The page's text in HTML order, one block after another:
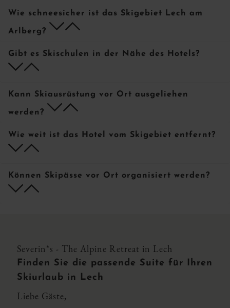
Wie schneesicher ist das Skigebiet Lech am
Arlberg? fh
Gibt es Skischulen in der Nähe des Hotels?
fh
Kann Skiausrüstung vor Ort ausgeliehen
werden? fh
Wie weit ist das Hotel vom Skigebiet entfernt?
fh
Können Skipässe vor Ort organisiert werden?
fh
Severin*s - The Alpine Retreat in Lech
Finden Sie die passende Suite für Ihren
Skiurlaub in Lech
Liebe Gäste,